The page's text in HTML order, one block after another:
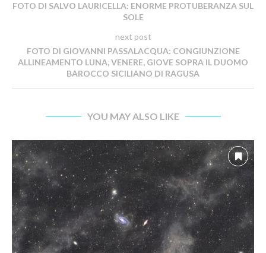
FOTO DI SALVO LAURICELLA: ENORME PROTUBERANZA SUL
SOLE
next post
FOTO DI GIOVANNI PASSALACQUA: CONGIUNZIONE
ALLINEAMENTO LUNA, VENERE, GIOVE SOPRA IL DUOMO
BAROCCO SICILIANO DI RAGUSA
YOU MAY ALSO LIKE